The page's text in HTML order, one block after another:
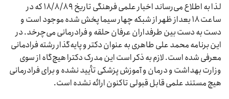
لذا به اطلاع می‌رساند اخبار علمی فرهنگی تاریخ ۱۸/۸/۸۹ که در
ساعت ۱۸ بعداز ظهر از شبکه چهار سیما پخش شده موجود است و
دست به دست بین طرفداران عرفان حلقه و فرادرمانی می‌چرخد. در
این برنامه محمد علی طاهری به عنوان دکتر و پایه‌گذار رشته فرادمانی
معرفی شده است. لازم به ذکر است این مدرک دکترا هیچ‌گاه از سوی
وزارت بهداشت و درمان و آموزش پزشکی تأیید نشده و برای فرادرمانی
هیچ مستند علمی قابل قبولی تاکنون ارائه نشده است.